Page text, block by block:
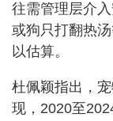
往需管理层介
或狗只打翻热
以估算。
杜佩颖指出，
现，2020至